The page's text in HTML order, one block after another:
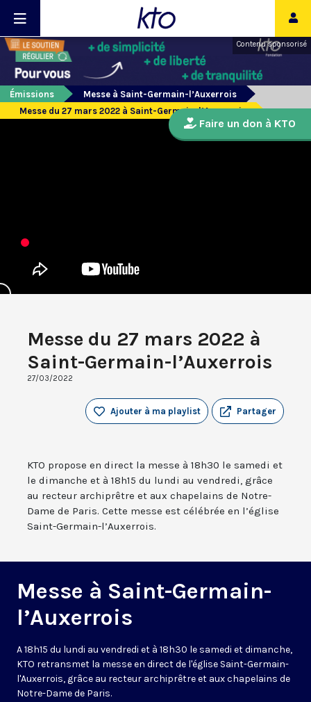
Contenu sponsorisé
Émissions
Messe à Saint-Germain-l’Auxerrois
Messe du 27 mars 2022 à Saint-Germain-l’Auxerrois
Messe du 27 mars 2022 à
Saint-Germain-l’Auxerrois
27/03/2022
Partager
Ajouter à ma playlist
KTO propose en direct la messe à 18h30 le samedi et
le dimanche et à 18h15 du lundi au vendredi, grâce
au recteur archiprêtre et aux chapelains de Notre-
Dame de Paris. Cette messe est célébrée en l’église
Saint-Germain-l’Auxerrois.
Messe à Saint-Germain-
l’Auxerrois
A 18h15 du lundi au vendredi et à 18h30 le samedi et dimanche,
KTO retransmet la messe en direct de l'église Saint-Germain-
l'Auxerrois, grâce au recteur archiprêtre et aux chapelains de
Notre-Dame de Paris.
Faire un don à KTO